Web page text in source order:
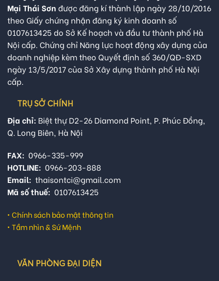
Mại Thái Sơn được đăng kí thành lập ngày 28/10/2016
theo Giấy chứng nhận đăng ký kinh doanh số
0107613425 do Sở Kế hoạch và đầu tư thành phố Hà
Nội cấp. Chứng chỉ Năng lực hoạt động xây dựng của
doanh nghiệp kèm theo Quyết định số 360/QĐ-SXD
ngày 13/5/2017 của Sở Xây dựng thành phố Hà Nội
cấp.
TRỤ SỞ CHÍNH
Địa chỉ: Biệt thự D2-26 Diamond Point, P. Phúc Đồng,
Q. Long Biên, Hà Nội
FAX: 0966-335-999
HOTLINE: 0966-203-888
Email: thaisontci@gmail.com
Mã số thuế: 0107613425
• Chính sách bảo mật thông tin
• Tầm nhìn & Sứ Mệnh
VĂN PHÒNG ĐẠI DIỆN